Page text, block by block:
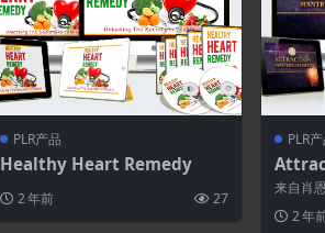
PLR产品
Healthy Heart Remedy
2 年前 27
PLR
基础版
来自肖
来，只是
2 年